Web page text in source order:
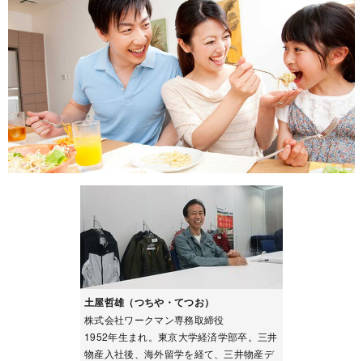
土屋哲雄（つちや・てつお）
株式会社ワークマン専務取締役
1952年生まれ。東京大学経済学部卒。三井
物産入社後、海外留学を経て、三井物産デ